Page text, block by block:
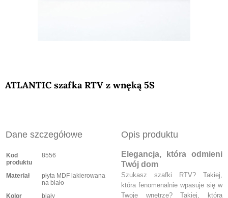
ATLANTIC szafka RTV z wnęką 5S
Dane szczegółowe Opis produktu
Kod
produktu
8556
Materiał
płyta MDF lakierowana
na biało
Kolor
biały
Elegancja, która odmieni
Twój dom
Szukasz szafki RTV? Takiej,
która fenomenalnie wpasuje się w
Twoje wnętrze? Takiej, która